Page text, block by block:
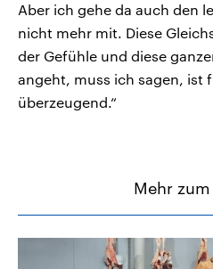
Aber ich gehe da auch den
nicht mehr mit. Diese
der Gefühle und diese
angeht, muss ich sagen, ist
überzeugend.“
Mehr